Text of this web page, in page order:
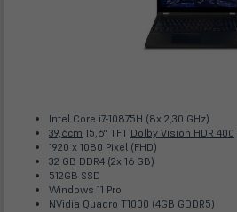
Intel Core i7-10875H (8x 2,30 GHz)
39,6cm 15,6" TFT Dolby Vision HDR 400
1920 x 1080 Pixel (FHD)
32 GB DDR4 (2x 16 GB)
512GB SSD
Windows 11 Pro
NVidia Quadro T1000 (4GB GDDR5)